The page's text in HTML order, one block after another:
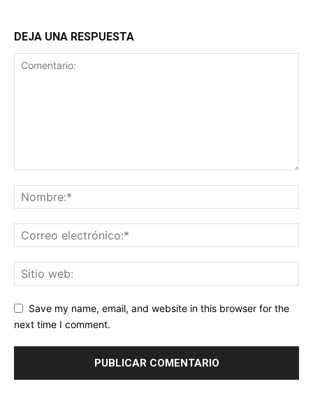
DEJA UNA RESPUESTA
Save my name, email, and website in this browser for the
next time I comment.